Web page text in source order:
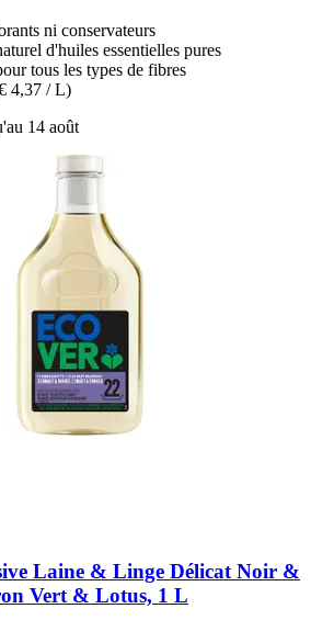
ni conservateurs
d'huiles essentielles pures
tous les types de fibres
4,37 / L)
14 août
Laine & Linge Délicat Noir &
Vert & Lotus, 1 L